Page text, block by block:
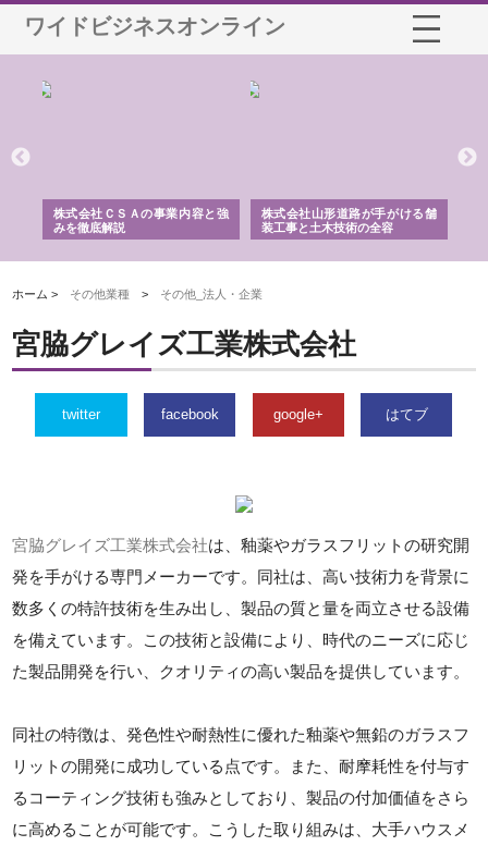
ワイドビジネスオンライン
株式会社ＣＳＡの事業内容と強
みを徹底解説
株式会社山形道路が手がける舗
装工事と土木技術の全容
ホーム > その他業種 > その他_法人・企業
宮脇グレイズ工業株式会社
twitter facebook google+ はてブ
宮脇グレイズ工業株式会社は、釉薬やガラスフリットの研究開
発を手がける専門メーカーです。同社は、高い技術力を背景に
数多くの特許技術を生み出し、製品の質と量を両立させる設備
を備えています。この技術と設備により、時代のニーズに応じ
た製品開発を行い、クオリティの高い製品を提供しています。
同社の特徴は、発色性や耐熱性に優れた釉薬や無鉛のガラスフ
リットの開発に成功している点です。また、耐摩耗性を付与す
るコーティング技術も強みとしており、製品の付加価値をさら
に高めることが可能です。こうした取り組みは、大手ハウスメ